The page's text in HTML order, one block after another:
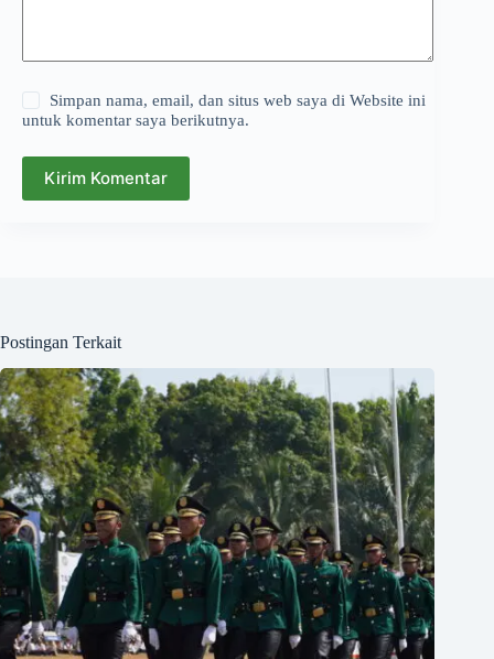
Simpan nama, email, dan situs web saya di Website ini
untuk komentar saya berikutnya.
Kirim Komentar
Postingan Terkait